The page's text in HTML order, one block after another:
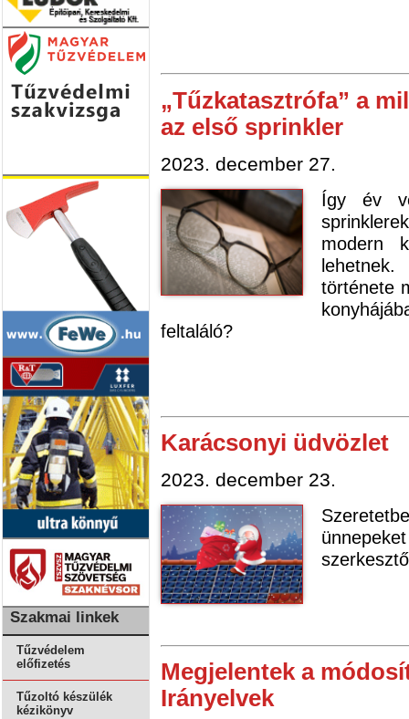
Szakmai linkek
Tűzvédelem
előfizetés
Tűzoltó készülék
kézikönyv
„Tűzkatasztrófa” a
az első sprinkler
2023. december 27.
Így év
modern
története
feltaláló?
Karácsonyi üdvözlet
2023. december 23.
Megjelentek a
Irányelvek